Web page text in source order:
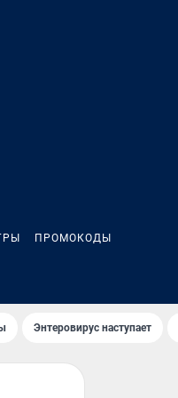
ПРОМОКОДЫ
Энтеровирус наступает